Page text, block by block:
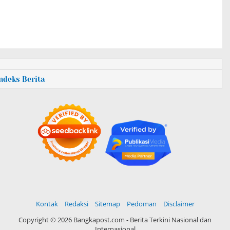
Berita
Kontak Redaksi Sitemap Pedoman
Disclaimer
Copyright ©2026 Bangkapost.com - Berita Terkini Nasional dan